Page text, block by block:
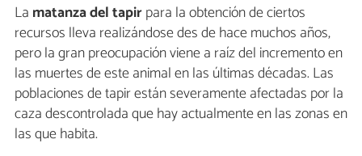
La matanza del tapirpara la obtención de ciertos
recursos lleva realizándose des de hace muchos años,
pero la gran preocupación viene a raíz del incremento en
las muertes de este animal en las últimas décadas. Las
poblaciones de tapir están severamente afectadas por la
caza descontrolada que hay actualmente en las zonas en
las que habita.